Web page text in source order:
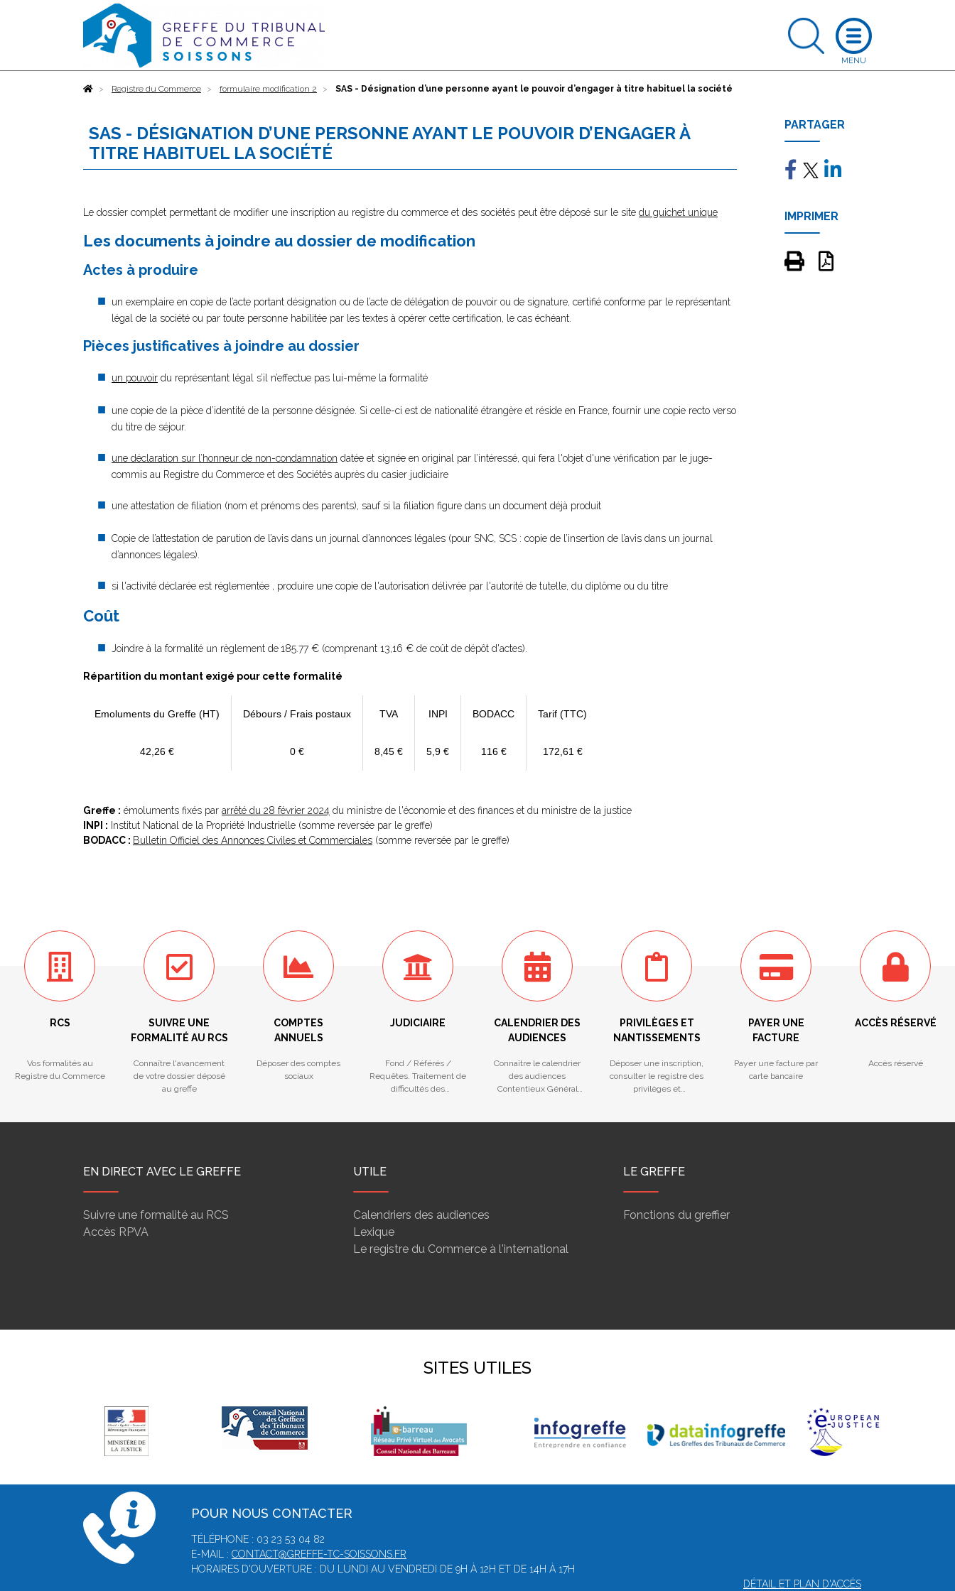
AccueilRegistre du Commerce formulaire modification 2 SAS - Désignation d’une personne ayant le pouvoir d’engager à titre habituel la société
SAS - DÉSIGNATION D’UNE PERSONNE AYANT LE POUVOIR D’ENGAGER À
TITRE HABITUEL LA SOCIÉTÉ
Le dossier complet permettant de modifier une inscription au registre du commerce et des sociétés peut être déposé sur le site du guichet unique
Les documents à joindre au dossier de modification
Actes à produire
un exemplaire en copie de l’acte portant désignation ou de l’acte de délégation de pouvoir ou de signature, certifié conforme par le représentant
légal de la société ou par toute personne habilitée par les textes à opérer cette certification, le cas échéant.
Pièces justificatives à joindre au dossier
un pouvoir du représentant légal s’il n’effectue pas lui-même la formalité
une copie de la pièce d’identité de la personne désignée. Si celle-ci est de nationalité étrangère et réside en France, fournir une copie recto verso
du titre de séjour.
une déclaration sur l’honneur de non-condamnation datée et signée en original par l’intéressé, qui fera l'objet d'une vérification par le juge-
commis au Registre du Commerce et des Sociétés auprès du casier judiciaire
une attestation de filiation (nom et prénoms des parents), sauf si la filiation figure dans un document déjà produit
Copie de l’attestation de parution de l’avis dans un journal d’annonces légales (pour SNC, SCS : copie de l’insertion de l’avis dans un journal
d’annonces légales).
si l'activité déclarée est réglementée , produire une copie de l'autorisation délivrée par l'autorité de tutelle, du diplôme ou du titre
Coût
Joindre à la formalité un règlement de185.77 € (comprenant 13,16 € de coût de dépôt d'actes).
Répartition du montant exigé pour cette formalité
Emoluments du Greffe (HT) Débours / Frais postaux TVA INPI BODACC Tarif (TTC)
42,26 € 0 € 8,45 € 5,9 € 116 € 172,61 €
Greffe : émoluments fixés par arrêté du 28 février 2024 du ministre de l'économie et des finances et du ministre de la justice
INPI : Institut National de la Propriété Industrielle (somme reversée par le greffe)
BODACC : Bulletin Officiel des Annonces Civiles et Commerciales (somme reversée par le greffe)
PARTAGER
IMPRIMER
RCS
Vos formalités au
Registre du Commerce
SUIVRE UNE
FORMALITÉ AU RCS
Connaître l'avancement
de votre dossier déposé
au greffe
COMPTES
ANNUELS
Déposer des comptes
sociaux
JUDICIAIRE
Fond / Référés /
Requêtes. Traitement de
difficultés des
CALENDRIER DES
AUDIENCES
Connaître le calendrier
des audiences
Contentieux Général
PRIVILÈGES ET
NANTISSEMENTS
Déposer une inscription,
consulter le registre des
privilèges et
PAYER UNE
FACTURE
Payer une facture par
carte bancaire
ACCÈS RÉSERVÉ
Accès réservé
EN DIRECT AVEC LE GREFFE
Suivre une formalité au RCS
Accès RPVA
UTILE
Calendriers des audiences
Lexique
Le registre du Commerce à l'international
LE GREFFE
Fonctions du greffier
SITES UTILES
POUR NOUS CONTACTER
TÉLÉPHONE : 03 23 53 04 82
E-MAIL : CONTACT@GREFFE-TC-SOISSONS.FR
HORAIRES D'OUVERTURE : DU LUNDI AU VENDREDI DE 9H À 12H ET DE 14H À 17H
DÉTAIL ET PLAN D'ACCÈS